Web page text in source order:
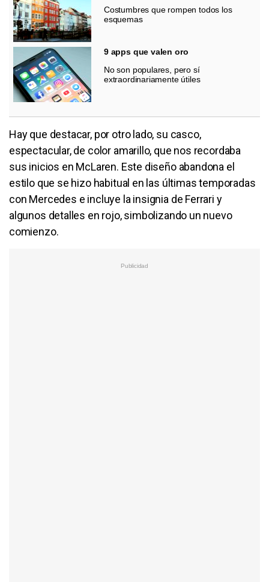
Costumbres que rompen todos los
esquemas
9 apps que valen oro
No son populares, pero sí
extraordinariamente útiles
Hay que destacar, por otro lado, su casco,
espectacular, de color amarillo, que nos recordaba
sus inicios en McLaren. Este diseño abandona el
estilo que se hizo habitual en las últimas temporadas
con Mercedes e incluye la insignia de Ferrari y
algunos detalles en rojo, simbolizando un nuevo
comienzo.